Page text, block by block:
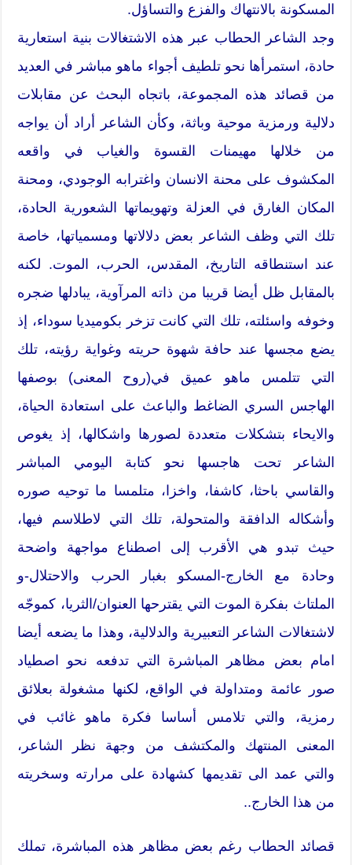
المسكونة بالانتهاك والفزع والتساؤل.
وجد الشاعر الحطاب عبر هذه الاشتغالات بنية استعارية
حادة، استمرأها نحو تلطيف أجواء ماهو مباشر في العديد
من قصائد هذه المجموعة، باتجاه البحث عن مقابلات
دلالية ورمزية موحية وباثة، وكأن الشاعر أراد أن يواجه
من خلالها مهيمنات القسوة والغياب في واقعه
المكشوف على محنة الانسان واغترابه الوجودي، ومحنة
المكان الغارق في العزلة وتهويماتها الشعورية الحادة،
تلك التي وظف الشاعر بعض دلالاتها ومسمياتها، خاصة
عند استنطاقه التاريخ، المقدس، الحرب، الموت. لكنه
بالمقابل ظل أيضا قريبا من ذاته المرآوية، يبادلها ضجره
وخوفه واسئلته، تلك التي كانت تزخر بكوميديا سوداء، إذ
يضع مجسها عند حافة شهوة حريته وغواية رؤيته، تلك
التي تتلمس ماهو عميق في(روح المعنى) بوصفها
الهاجس السري الضاغط والباعث على استعادة الحياة،
والايحاء بتشكلات متعددة لصورها واشكالها، إذ يغوص
الشاعر تحت هاجسها نحو كتابة اليومي المباشر
والقاسي باحثا، كاشفا، واخزا، متلمسا ما توحيه صوره
وأشكاله الدافقة والمتحولة، تلك التي لاطلاسم فيها،
حيث تبدو هي الأقرب إلى اصطناع مواجهة واضحة
وحادة مع الخارج-المسكو بغبار الحرب والاحتلال-و
الملتاث بفكرة الموت التي يقترحها العنوان/الثريا، كموجّه
لاشتغالات الشاعر التعبيرية والدلالية، وهذا ما يضعه أيضا
امام بعض مظاهر المباشرة التي تدفعه نحو اصطياد
صور عائمة ومتداولة في الواقع، لكنها مشغولة بعلائق
رمزية، والتي تلامس أساسا فكرة ماهو غائب في
المعنى المنتهك والمكتشف من وجهة نظر الشاعر،
والتي عمد الى تقديمها كشهادة على مرارته وسخريته
من هذا الخارج..
قصائد الحطاب رغم بعض مظاهر هذه المباشرة، تملك